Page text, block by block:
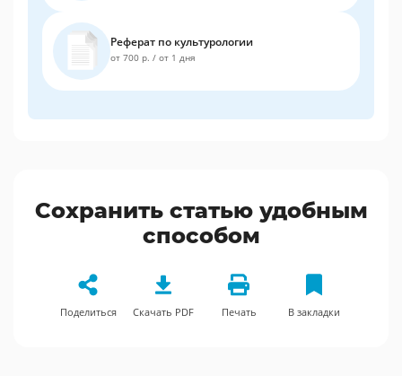
Реферат по культурологии
от 700 р. / от 1 дня
Сохранить статью удобным
способом
Поделиться Скачать PDF Печать В закладки